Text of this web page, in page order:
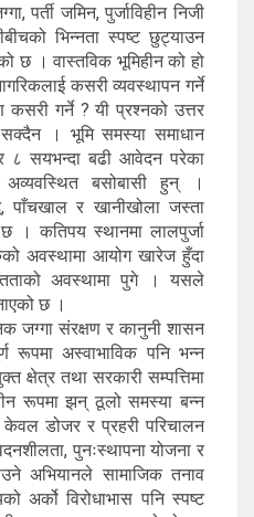
पर्ती जमिन, पुर्जाविहीन निजी
भिन्नता स्पष्ट छुट्याउन
छ । वास्तविक भूमिहीन को हो
कसरी व्यवस्थापन गर्ने
कसरी गर्ने ? यी प्रश्नको उत्तर
। भूमि समस्या समाधान
८ सयभन्दा बढी आवेदन परेका
बसोबासी हुन् ।
पाँचखाल र खानीखोला जस्ता
। कतिपय स्थानमा लालपुर्जा
अवस्थामा आयोग खारेज हुँदा
अवस्थामा पुगे । यसले
छ ।
जग्गा संरक्षण र कानुनी शासन
रूपमा अस्वाभाविक पनि भन्न
क्षेत्र तथा सरकारी सम्पत्तिमा
रूपमा झन् ठूलो समस्या बन्न
डोजर र प्रहरी परिचालन
पुनःस्थापना योजना र
अभियानले सामाजिक तनाव
अर्को विरोधाभास पनि स्पष्ट